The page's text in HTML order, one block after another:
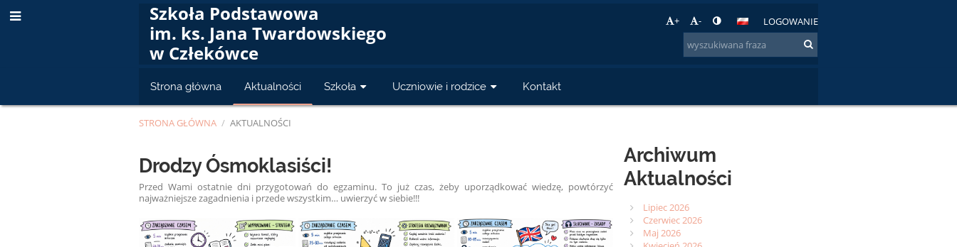
Szkoła Podstawowa
im. ks. Jana Twardowskiego
w Człekówce
+ - LOGOWANIE
Strona główna Aktualności Szkoła Uczniowie i rodzice Kontakt
STRONA GŁÓWNA / AKTUALNOŚCI
Aktualności
Drodzy Ósmoklasiści!
Przed Wami ostatnie dni przygotowań do egzaminu. To już czas, żeby uporządkować wiedzę, powtórzyć
najważniejsze zagadnienia i przede wszystkim… uwierzyć w siebie!!!
Archiwum
Aktualności
Lipiec 2026
Czerwiec 2026
Maj 2026